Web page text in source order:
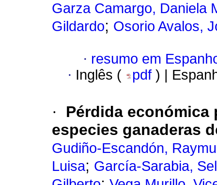
Garza Camargo, Daniela
Gildardo; Osorio Avalos,
· resumo em
· Inglês ( pdf ) |
·
Pérdida
especies ganaderas
Gudiño-Escandón,
Luisa; García-Sarabia,